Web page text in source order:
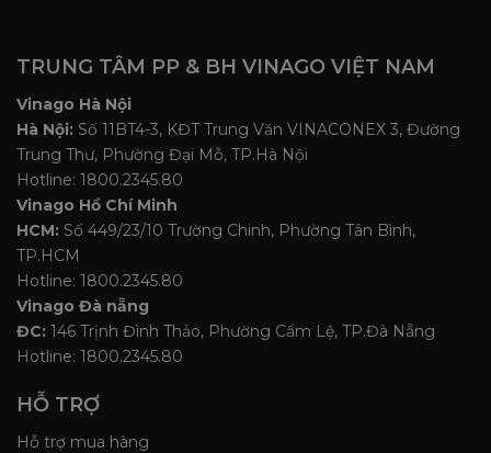
TRUNG TÂM PP & BH VINAGO VIỆT NAM
Vinago Hà Nội
Hà Nội: Số 11BT4-3, KĐT Trung Văn VINACONEX 3, Đường
Trung Thư, Phường Đại Mỗ, TP.Hà Nội
Hotline: 1800.2345.80
Vinago Hồ Chí Minh
HCM: Số 449/23/10 Trường Chinh, Phường Tân Bình,
TP.HCM
Hotline: 1800.2345.80
Vinago Đà nẵng
ĐC: 146 Trịnh Đình Thảo, Phường Cẩm Lệ, TP.Đà Nẵng
Hotline: 1800.2345.80
HỖ TRỢ
Hỗ trợ mua hàng